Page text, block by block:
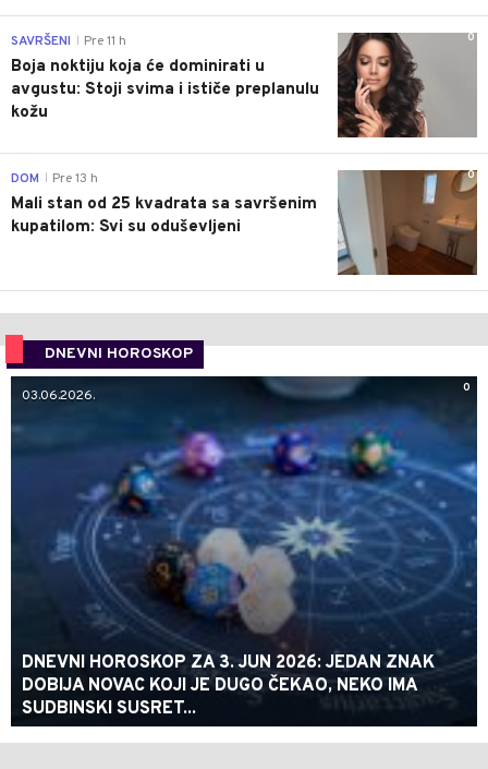
0
SAVRŠENI Pre 11 h
Boja noktiju koja će dominirati u
avgustu: Stoji svima i ističe preplanulu
kožu
0
DOM Pre 13 h
Mali stan od 25 kvadrata sa savršenim
kupatilom: Svi su oduševljeni
DNEVNI HOROSKOP
0
03.06.2026.
DNEVNI HOROSKOP ZA 3. JUN 2026: JEDAN ZNAK
DOBIJA NOVAC KOJI JE DUGO ČEKAO, NEKO IMA
SUDBINSKI SUSRET...